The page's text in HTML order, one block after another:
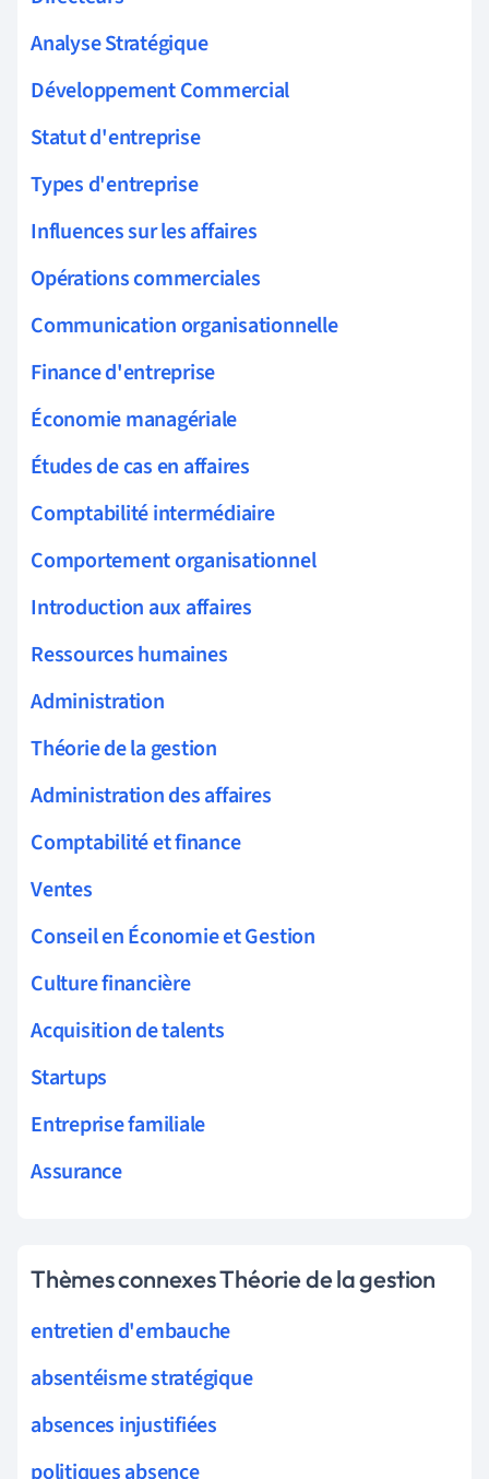
Analyse Stratégique
Développement Commercial
Statut d'entreprise
Types d'entreprise
Influences sur les affaires
Opérations commerciales
Communication organisationnelle
Finance d'entreprise
Économie managériale
Études de cas en affaires
Comptabilité intermédiaire
Comportement organisationnel
Introduction aux affaires
Ressources humaines
Administration
Théorie de la gestion
Administration des affaires
Comptabilité et finance
Ventes
Conseil en Économie et Gestion
Culture financière
Acquisition de talents
Startups
Entreprise familiale
Assurance
Thèmes connexes Théorie de la gestion
entretien d'embauche
absentéisme stratégique
absences injustifiées
politiques absence